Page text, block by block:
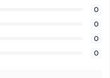
0
0
0
0